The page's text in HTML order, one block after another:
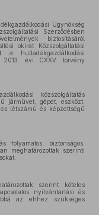
Ügynökség
Szerződésben
biztosításáról
okirat Közszolgáltatási
a hulladékgazdálkodási
2013. évi CXXV. törvény
közszolgáltatás
járművet, gépet, eszközt,
létszámú és képzettségű
folyamatos, biztonságos,
meghatározottak szerinti
szerint köteles
nyilvántartási és
az ehhez szükséges